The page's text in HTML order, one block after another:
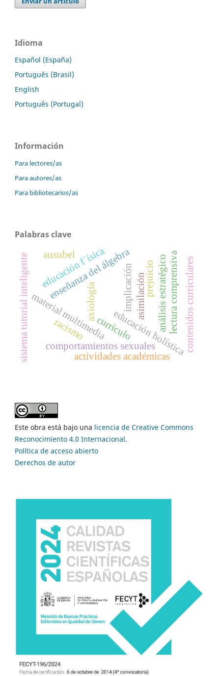
Idioma
Español (España)
Português (Brasil)
English
Português (Portugal)
Información
Para lectores/as
Para autores/as
Para bibliotecarios/as
Palabras clave
currículo
implicación
axiología
material multimedia
enseñanza del álgebra
comportamientos sexuales
educación holística
análisis estratégico
actividades académicas
contenidos curriculares
educación f´ísica
asimilación
racismo
prejuicio
sistema tutorial inteligente ausubel lectura comprensiva
Este obra está bajo una licencia de Creative Commons
Reconocimiento 4.0 Internacional.
Política de acceso abierto
Derechos de autor